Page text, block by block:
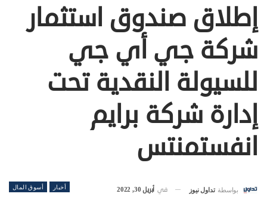
إطلاق صندوق استثمار
شركة جي أي جي
للسيولة النقدية تحت
إدارة شركة برايم
انفستمنتس
أخبار أسوق المال بواسطة تداول نيوز في أبريل 30, 2022